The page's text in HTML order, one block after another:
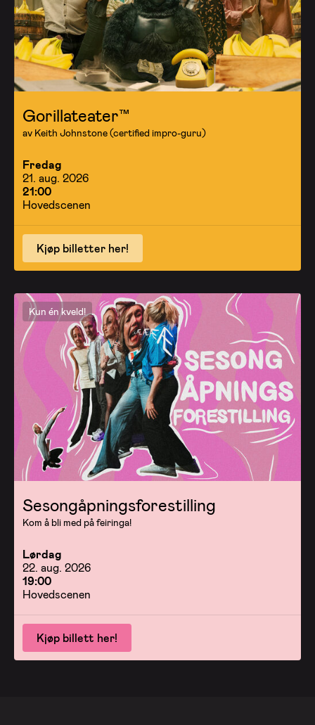
Gorillateater™
av Keith Johnstone (certified impro-guru)
Fredag
21. aug. 2026
21:00
Hovedscenen
Kjøp billetter her!
Kun én kveld!
Sesongåpningsforestilling
Kom å bli med på feiringa!
Lørdag
22. aug. 2026
19:00
Hovedscenen
Kjøp billett her!